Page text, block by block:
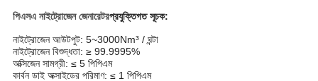
পিএসএ নাইট্রোজেন জেনারেটরপ্রযুক্তিগত সূচক:
নাইট্রোজেন আউটপুট: 5~3000Nm³ / ঘন্টা
নাইট্রোজেন বিশুদ্ধতা: ≥ 99.9995%
অক্সিজেন সামগ্রী: ≤ 5 পিপিএম
কার্বন ডাই অক্সাইডের পরিমাণ: ≤ 1 পিপিএম